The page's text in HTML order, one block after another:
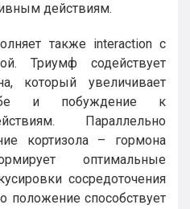
действиям.
также interaction с
Триумф содействует
который увеличивает
и побуждение к
Параллельно
кортизола – гормона
оптимальные
сосредоточения
положение способствует